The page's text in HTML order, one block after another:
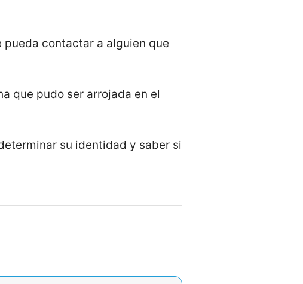
contactar a alguien que
que pudo ser arrojada en el
su identidad y saber si